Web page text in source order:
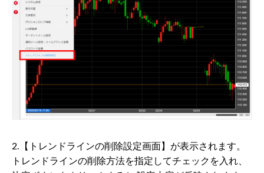
2.【トレンドラインの削除設定画面】が表示されます。
トレンドラインの削除方法を指定してチェックを入れ、